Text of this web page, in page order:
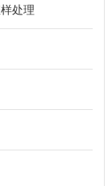
处理